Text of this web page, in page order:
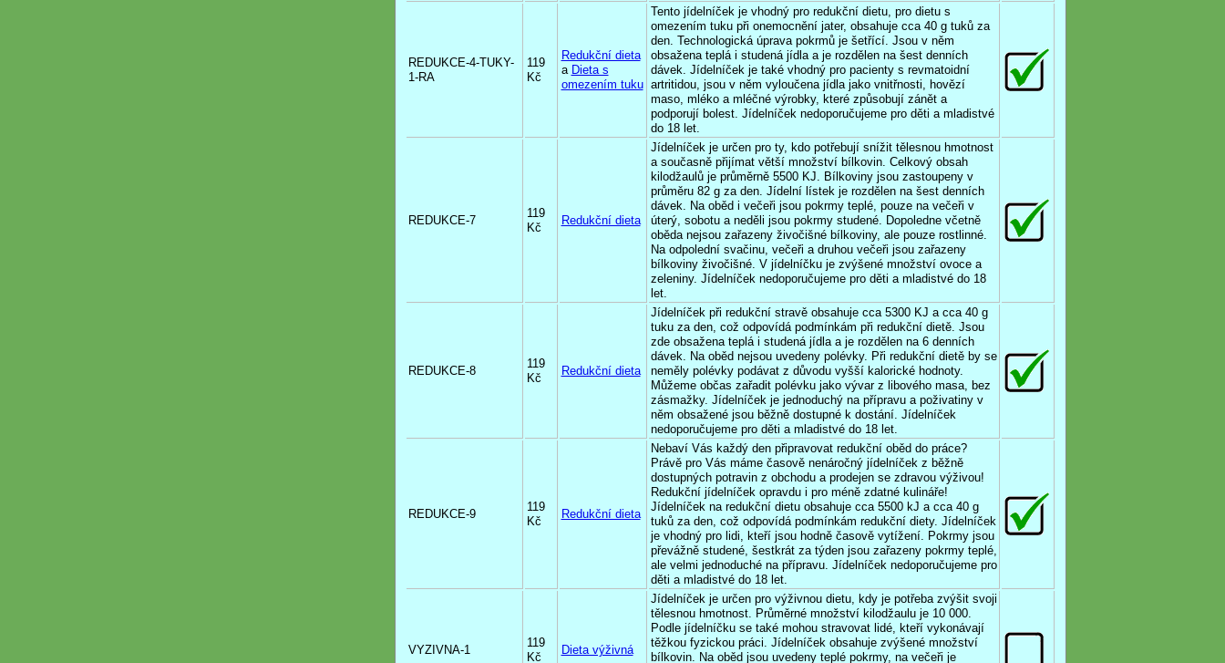
REDUKCE-4-TUKY-
1-RA
119
Kč
Redukční dieta
a Dieta s
omezením tuku
Tento jídelníček je vhodný pro redukční dietu, pro dietu s
omezením tuku při onemocnění jater, obsahuje cca 40 g tuků za
den. Technologická úprava pokrmů je šetřící. Jsou v něm
obsažena teplá i studená jídla a je rozdělen na šest denních
dávek. Jídelníček je také vhodný pro pacienty s revmatoidní
artritidou, jsou v něm vyloučena jídla jako vnitřnosti, hovězí
maso, mléko a mléčné výrobky, které způsobují zánět a
podporují bolest. Jídelníček nedoporučujeme pro děti a mladistvé
do 18 let.
REDUKCE-7
119
Kč
Redukční dieta
Jídelníček je určen pro ty, kdo potřebují snížit tělesnou hmotnost
a současně přijímat větší množství bílkovin. Celkový obsah
kilodžaulů je průměrně 5500 KJ. Bílkoviny jsou zastoupeny v
průměru 82 g za den. Jídelní lístek je rozdělen na šest denních
dávek. Na oběd i večeři jsou pokrmy teplé, pouze na večeři v
úterý, sobotu a neděli jsou pokrmy studené. Dopoledne včetně
oběda nejsou zařazeny živočišné bílkoviny, ale pouze rostlinné.
Na odpolední svačinu, večeři a druhou večeři jsou zařazeny
bílkoviny živočišné. V jídelníčku je zvýšené množství ovoce a
zeleniny. Jídelníček nedoporučujeme pro děti a mladistvé do 18
let.
REDUKCE-8
119
Kč
Redukční dieta
Jídelníček při redukční stravě obsahuje cca 5300 KJ a cca 40 g
tuku za den, což odpovídá podmínkám při redukční dietě. Jsou
zde obsažena teplá i studená jídla a je rozdělen na 6 denních
dávek. Na oběd nejsou uvedeny polévky. Při redukční dietě by se
neměly polévky podávat z důvodu vyšší kalorické hodnoty.
Můžeme občas zařadit polévku jako vývar z libového masa, bez
zásmažky. Jídelníček je jednoduchý na přípravu a poživatiny v
něm obsažené jsou běžně dostupné k dostání. Jídelníček
nedoporučujeme pro děti a mladistvé do 18 let.
REDUKCE-9
119
Kč
Redukční dieta
Nebaví Vás každý den připravovat redukční oběd do práce?
Právě pro Vás máme časově nenáročný jídelníček z běžně
dostupných potravin z obchodu a prodejen se zdravou výživou!
Redukční jídelníček opravdu i pro méně zdatné kulináře!
Jídelníček na redukční dietu obsahuje cca 5500 kJ a cca 40 g
tuků za den, což odpovídá podmínkám redukční diety. Jídelníček
je vhodný pro lidi, kteří jsou hodně časově vytížení. Pokrmy jsou
převážně studené, šestkrát za týden jsou zařazeny pokrmy teplé,
ale velmi jednoduché na přípravu. Jídelníček nedoporučujeme pro
děti a mladistvé do 18 let.
VYZIVNA-1
119
Kč
Dieta výživná
Jídelníček je určen pro výživnou dietu, kdy je potřeba zvýšit svoji
tělesnou hmotnost. Průměrné množství kilodžaulu je 10 000.
Podle jídelníčku se také mohou stravovat lidé, kteří vykonávají
těžkou fyzickou práci. Jídelníček obsahuje zvýšené množství
bílkovin. Na oběd jsou uvedeny teplé pokrmy, na večeři je